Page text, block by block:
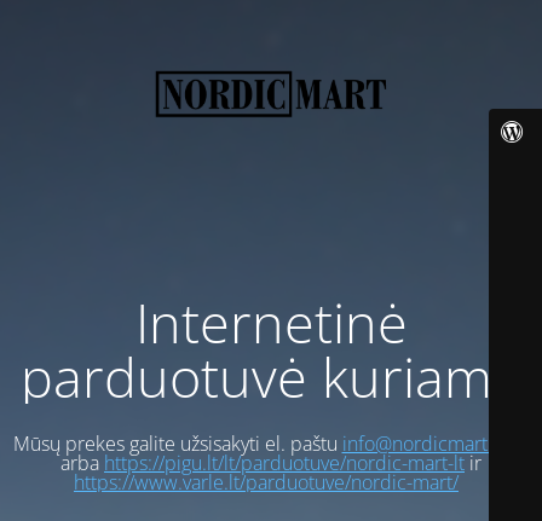
Internetinė
parduotuvė kuriama
Mūsų prekes galite užsisakyti el. paštu info@nordicmart.com
arba https://pigu.lt/lt/parduotuve/nordic-mart-ltir
https://www.varle.lt/parduotuve/nordic-mart/